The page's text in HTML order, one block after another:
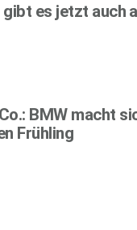
gibt es jetzt auch
BMW macht
Frühling